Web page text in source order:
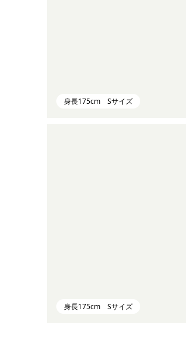
身長175cm Sサイズ
身長175cm Sサイズ